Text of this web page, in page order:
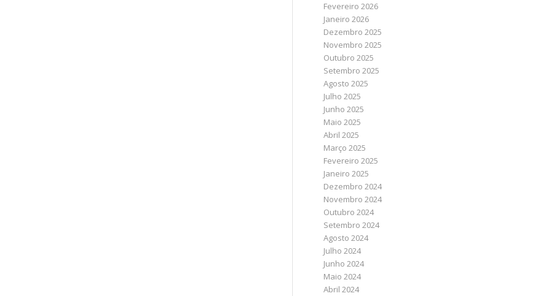
Fevereiro 2026
Janeiro 2026
Dezembro 2025
Novembro 2025
Outubro 2025
Setembro 2025
Agosto 2025
Julho 2025
Junho 2025
Maio 2025
Abril 2025
Março 2025
Fevereiro 2025
Janeiro 2025
Dezembro 2024
Novembro 2024
Outubro 2024
Setembro 2024
Agosto 2024
Julho 2024
Junho 2024
Maio 2024
Abril 2024